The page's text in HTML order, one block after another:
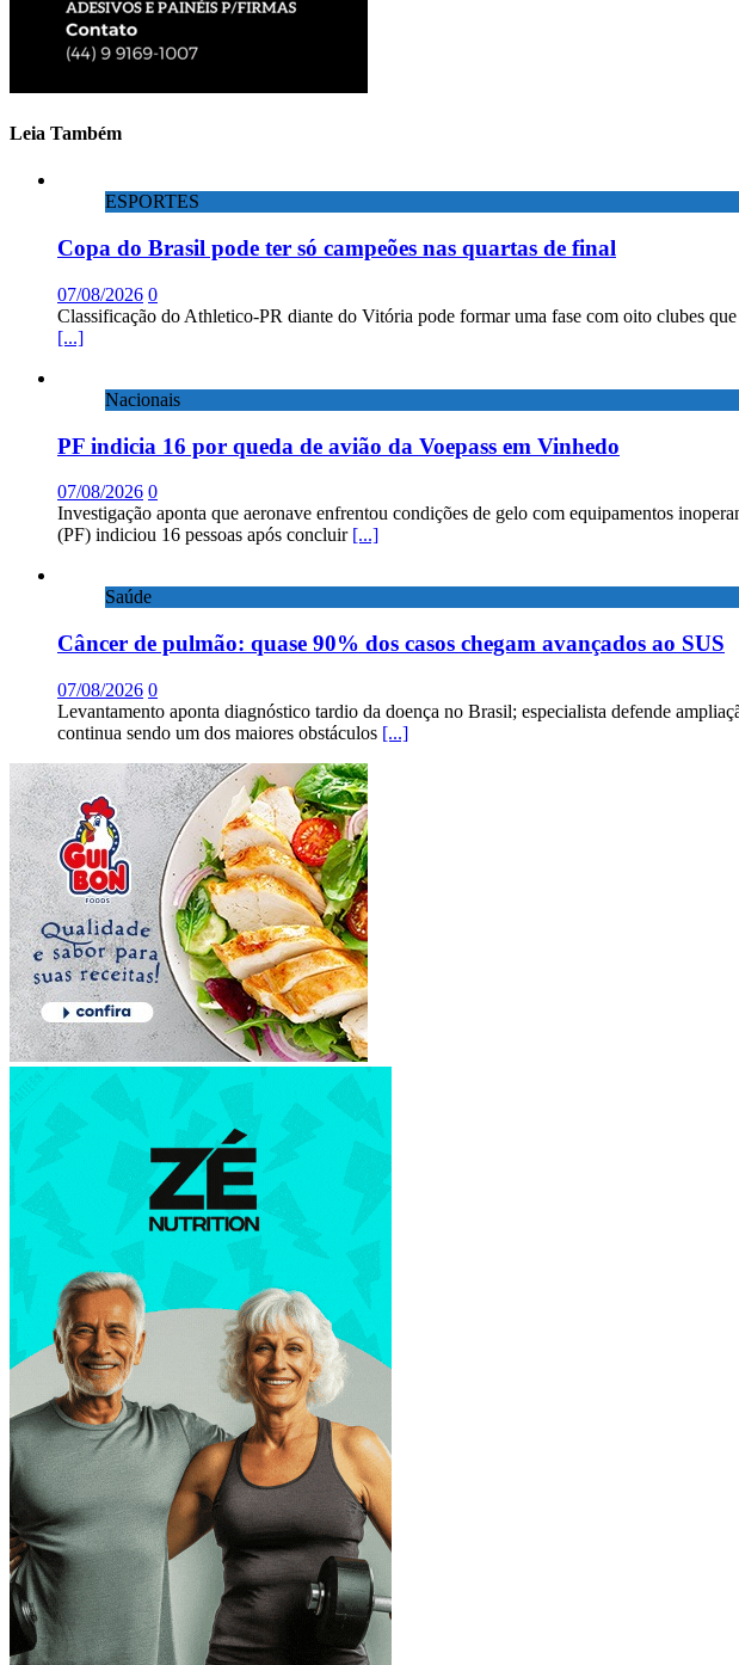
Leia Também
ESPORTES
Copa do Brasil pode ter só campeões nas quartas de final
07/08/2026 0
Classificação do Athletico-PR diante do Vitória pode formar uma fase com oito clubes
[...]
Nacionais
PF indicia 16 por queda de avião da Voepass em Vinhedo
07/08/2026 0
Investigação aponta que aeronave enfrentou condições de gelo com equipamentos
(PF) indiciou 16 pessoas após concluir [...]
Saúde
Câncer de pulmão: quase 90% dos casos chegam avançados ao SUS
07/08/2026 0
Levantamento aponta diagnóstico tardio da doença no Brasil; especialista defende
continua sendo um dos maiores obstáculos [...]